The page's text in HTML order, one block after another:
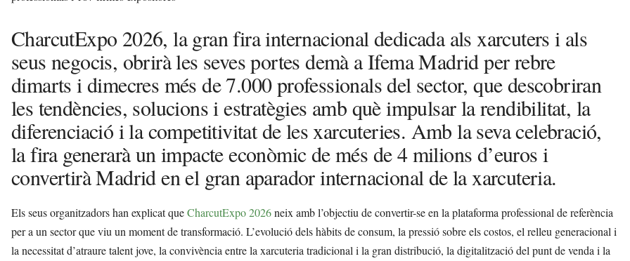
CharcutExpo 2026, la gran fira internacional dedicada als xarcuters i als
seus negocis, obrirà les seves portes demà a Ifema Madrid per rebre
dimarts i dimecres més de 7.000 professionals del sector, que descobriran
les tendències, solucions i estratègies amb què impulsar la rendibilitat, la
diferenciació i la competitivitat de les xarcuteries. Amb la seva celebració,
la fira generarà un impacte econòmic de més de 4 milions d’euros i
convertirà Madrid en el gran aparador internacional de la xarcuteria.
Els seus organitzadors han explicat queCharcutExpo 2026neix amb l’objectiu de convertir-se en la plataforma professional de referència
per a un sector que viu un moment de transformació. L’evolució dels hàbits de consum, la pressió sobre els costos, el relleu generacional i
la necessitat d’atraure talent jove, la convivència entre la xarcuteria tradicional i la gran distribució, la digitalització del punt de venda i la